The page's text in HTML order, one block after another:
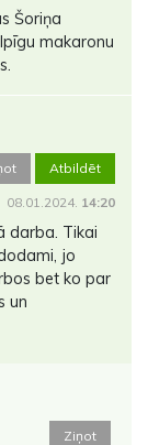
Šoriņa
makaronu
Atbildēt
08.01.2024. 14:20
darba. Tikai
jo
bet ko par
un
Ziņot